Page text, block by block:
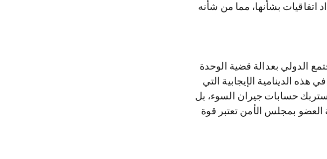
اتفاقيات بشأنها، مما من شأنه
الدولي بعدالة قضية الوحدة
الدينامية الإيجابية التي
ستربك حسابات جيران السوء، بل
بمجلس الأمن تعتبر قوة